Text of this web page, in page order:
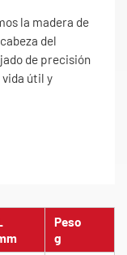
la madera de
del
de precisión
útil y
Peso
g